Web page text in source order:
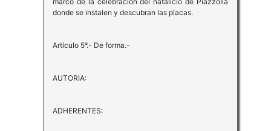
donde se instalen y descubran las placas.
Artículo 5°.- De forma.-
AUTORIA:
ADHERENTES: